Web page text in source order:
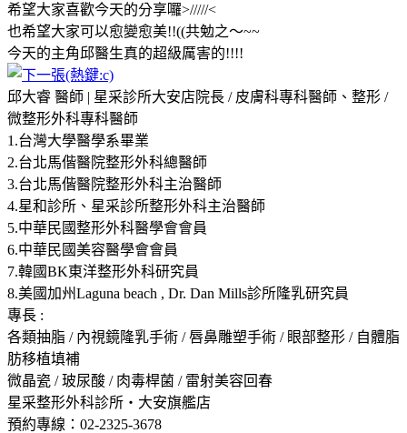
希望大家喜歡今天的分享囉>/////<
也希望大家可以愈變愈美!!((共勉之～~~
今天的主角邱醫生真的超級厲害的!!!!
邱大睿 醫師 | 星采診所大安店院長 / 皮膚科專科醫師、整形 /
微整形外科專科醫師
1.台灣大學醫學系畢業
2.台北馬偕醫院整形外科總醫師
3.台北馬偕醫院整形外科主治醫師
4.星和診所、星采診所整形外科主治醫師
5.中華民國整形外科醫學會會員
6.中華民國美容醫學會會員
7.韓國BK東洋整形外科研究員
8.美國加州Laguna beach , Dr. Dan Mills診所隆乳研究員
專長 :
各類抽脂 / 內視鏡隆乳手術 / 唇鼻雕塑手術 / 眼部整形 / 自體脂
肪移植填補
微晶瓷 / 玻尿酸 / 肉毒桿菌 / 雷射美容回春
星采整形外科診所‧大安旗艦店
預約專線：02-2325-3678